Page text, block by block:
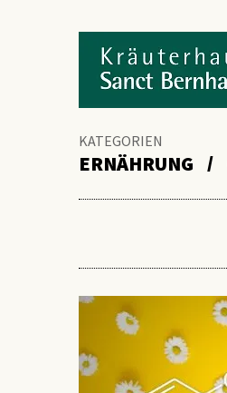
KATEGORIEN
ERNÄHRUNG